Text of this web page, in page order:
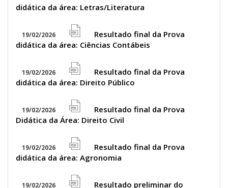
file
pdf
icon
didática da área: Letras/Literatura
19/02/2026
file
pdf
icon
Resultado final da Prova
didática da área: Ciências Contábeis
19/02/2026
file
pdf
icon
Resultado final da Prova
didática da área: Direito Público
19/02/2026
file
pdf
icon
Resultado final da Prova
Didática da Área: Direito Civil
19/02/2026
file
pdf
Resultado final da Prova
didática da área: Agronomia
19/02/2026
Resultado preliminar do